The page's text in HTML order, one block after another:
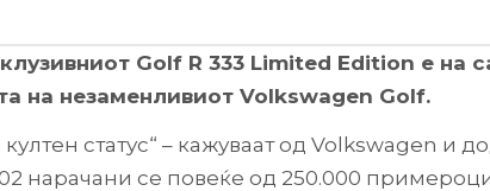
Golf R 333 Limited Edition е на
на незаменливиот Volkswagen Golf.
статус“ – кажуваат од Volkswagen и
нарачани се повеќе од 250.000